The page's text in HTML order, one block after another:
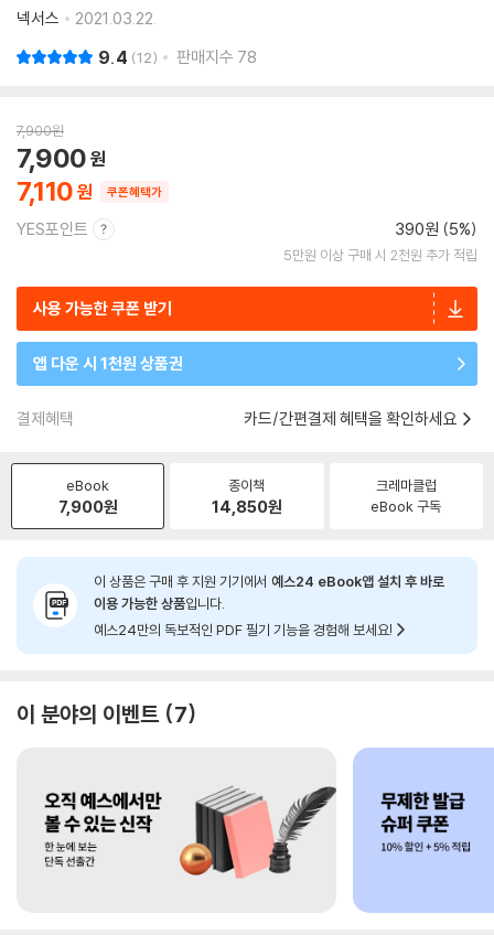
넥서스
2021.03.22.
9.4 12 판매지수 78
7,900원
7,110
7,900
쿠폰혜택가
YES포인트 390원 (5%)
5만원 이상 구매 시 2천원 추가 적립
사용 가능한 쿠폰 받기
앱 다운 시 1천원 상품권
결제혜택 카드/간편결제 혜택을 확인하세요
eBook
7,900원
종이책
14,850원
크레마클럽
eBook 구독
이 상품은 구매 후 지원 기기에서 예스24 eBook앱 설치 후 바로
이용 가능한 상품입니다.
예스24만의 독보적인 PDF 필기 기능을 경험해 보세요!
이 분야의 이벤트 7